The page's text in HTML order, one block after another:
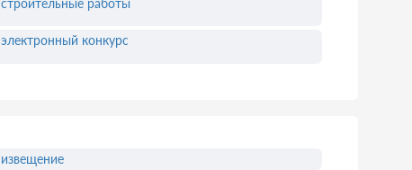
электронный конкурс
извещение